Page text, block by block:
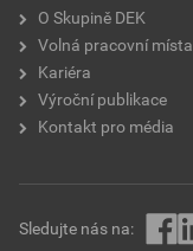
O Skupině DEK
Volná pracovní místa
Kariéra
Výroční publikace
Kontakt pro média
Sledujte nás na: